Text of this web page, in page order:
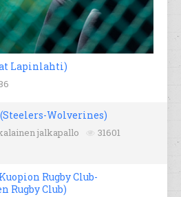
Lapinlahti)
(Steelers-Wolverines)
jalkapallo 31601
Rugby Club-
Rugby Club)